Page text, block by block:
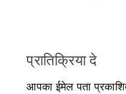
प्रातिक्रिया दे
आपका ईमेल पता